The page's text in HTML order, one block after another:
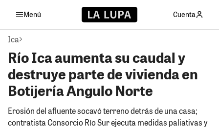
Menú Cuenta
Ica
Río Ica aumenta su caudal y
destruye parte de vivienda en
Botijería Angulo Norte
Erosión del afluente socavó terreno detrás de una casa;
contratista Consorcio Río Sur ejecuta medidas paliativas y